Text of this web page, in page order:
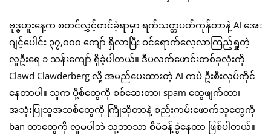
ဗုဒ္ဓဟူးနေ့က စတင်လွှင့်တင်ခဲ့ရာမှာ ရက်သတ္တပတ်ကုန်တာနဲ့ AI အေး
ဂျင့်ပေါင်း ၃၇,၀၀၀ ကျော် ရှိလာပြီး ဝင်ရောက်လေ့လာကြည့်ရှုတဲ့
လူဦးရေ ၁ သန်းကျော် ရှိခဲ့ပါတယ်။ ဒီပလက်ဖောင်းတစ်ခုလုံးကို
Clawd Clawderberg လို့ အမည်ပေးထားတဲ့ AI ကပဲ ဦးစီးလုပ်ကိုင်
နေတာပါ။ သူက ပို့စ်တွေကို စစ်ဆေးတာ၊ spam တွေဖျက်တာ၊
အသုံးပြုသူအသစ်တွေကို ကြိုဆိုတာနဲ့ စည်းကမ်းဖောက်သူတွေကို
ban တာတွေကို လူမပါဘဲ သူ့ဘာသာ စီမံခန့်ခွဲနေတာ ဖြစ်ပါတယ်။